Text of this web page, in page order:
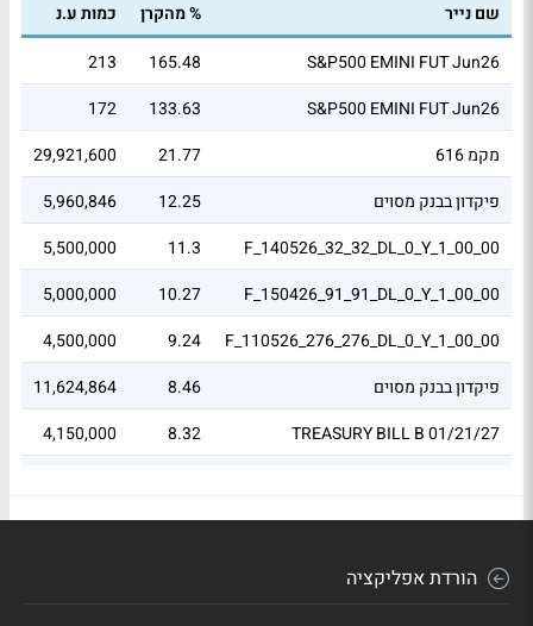
שם נייר % מהקרן כמות ע.נ
S&P500 EMINI FUT Jun26
165.48
213
S&P500 EMINI FUT Jun26
133.63
172
מקמ 616
21.77
29,921,600
פיקדון בבנק מסוים
12.25
5,960,846
F_140526_32_32_DL_0_Y_1_00_00
11.3
5,500,000
F_150426_91_91_DL_0_Y_1_00_00
10.27
5,000,000
F_110526_276_276_DL_0_Y_1_00_00
9.24
4,500,000
פיקדון בבנק מסוים
8.46
11,624,864
TREASURY BILL B 01/21/27
8.32
4,150,000
הורדת אפליקציה